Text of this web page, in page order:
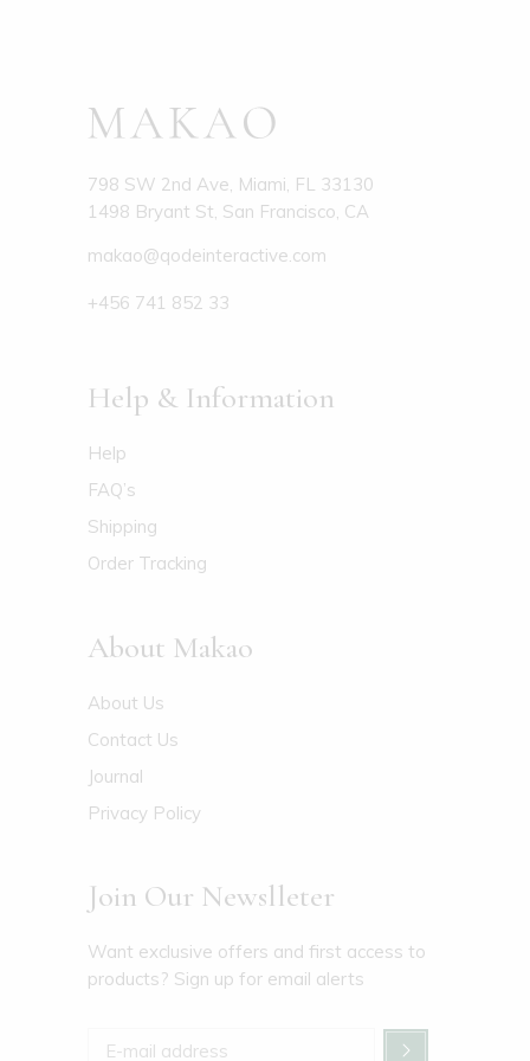
798 SW 2nd Ave, Miami, FL 33130
1498 Bryant St, San Francisco, CA
makao@qodeinteractive.com
+456 741 852 33
Help & Information
Help
FAQ’s
Shipping
Order Tracking
About Makao
About Us
Contact Us
Journal
Privacy Policy
Join Our Newslleter
Want exclusive offers and first access to
products? Sign up for email alerts